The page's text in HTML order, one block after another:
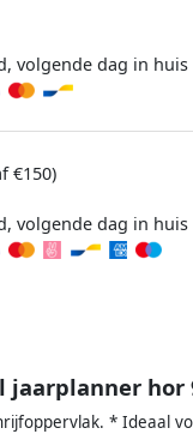
volgende dag in huis
€150)
volgende dag in huis
jaarplanner hor
* Ideaal